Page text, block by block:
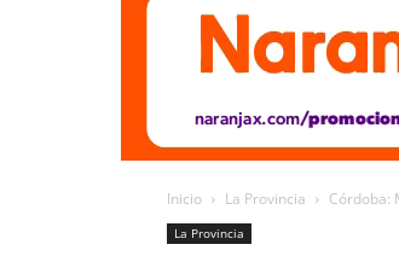
Inicio La Provincia Córdoba:
La Provincia